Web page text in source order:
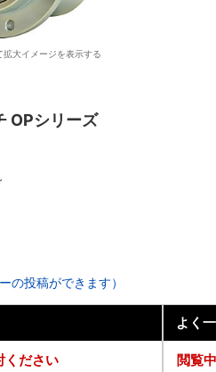
拡大イメージを表示する
OPシリーズ
の投稿ができます）
ください
よく
閲覧